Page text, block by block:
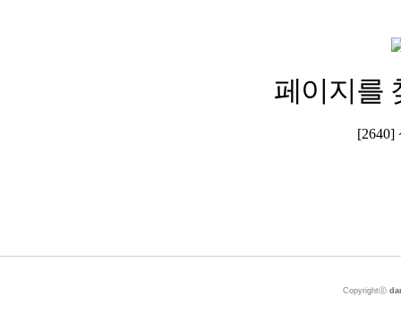
페이지를
[2640]
Copyrightⓒ